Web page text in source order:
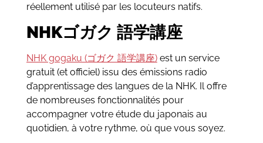
réellement utilisé par les locuteurs natifs.
NHKゴガク 語学講座
NHK gogaku (ゴガク 語学講座)est un service
gratuit (et officiel) issu des émissions radio
d’apprentissage des langues de la NHK. Il offre
de nombreuses fonctionnalités pour
accompagner votre étude du japonais au
quotidien, à votre rythme, où que vous soyez.